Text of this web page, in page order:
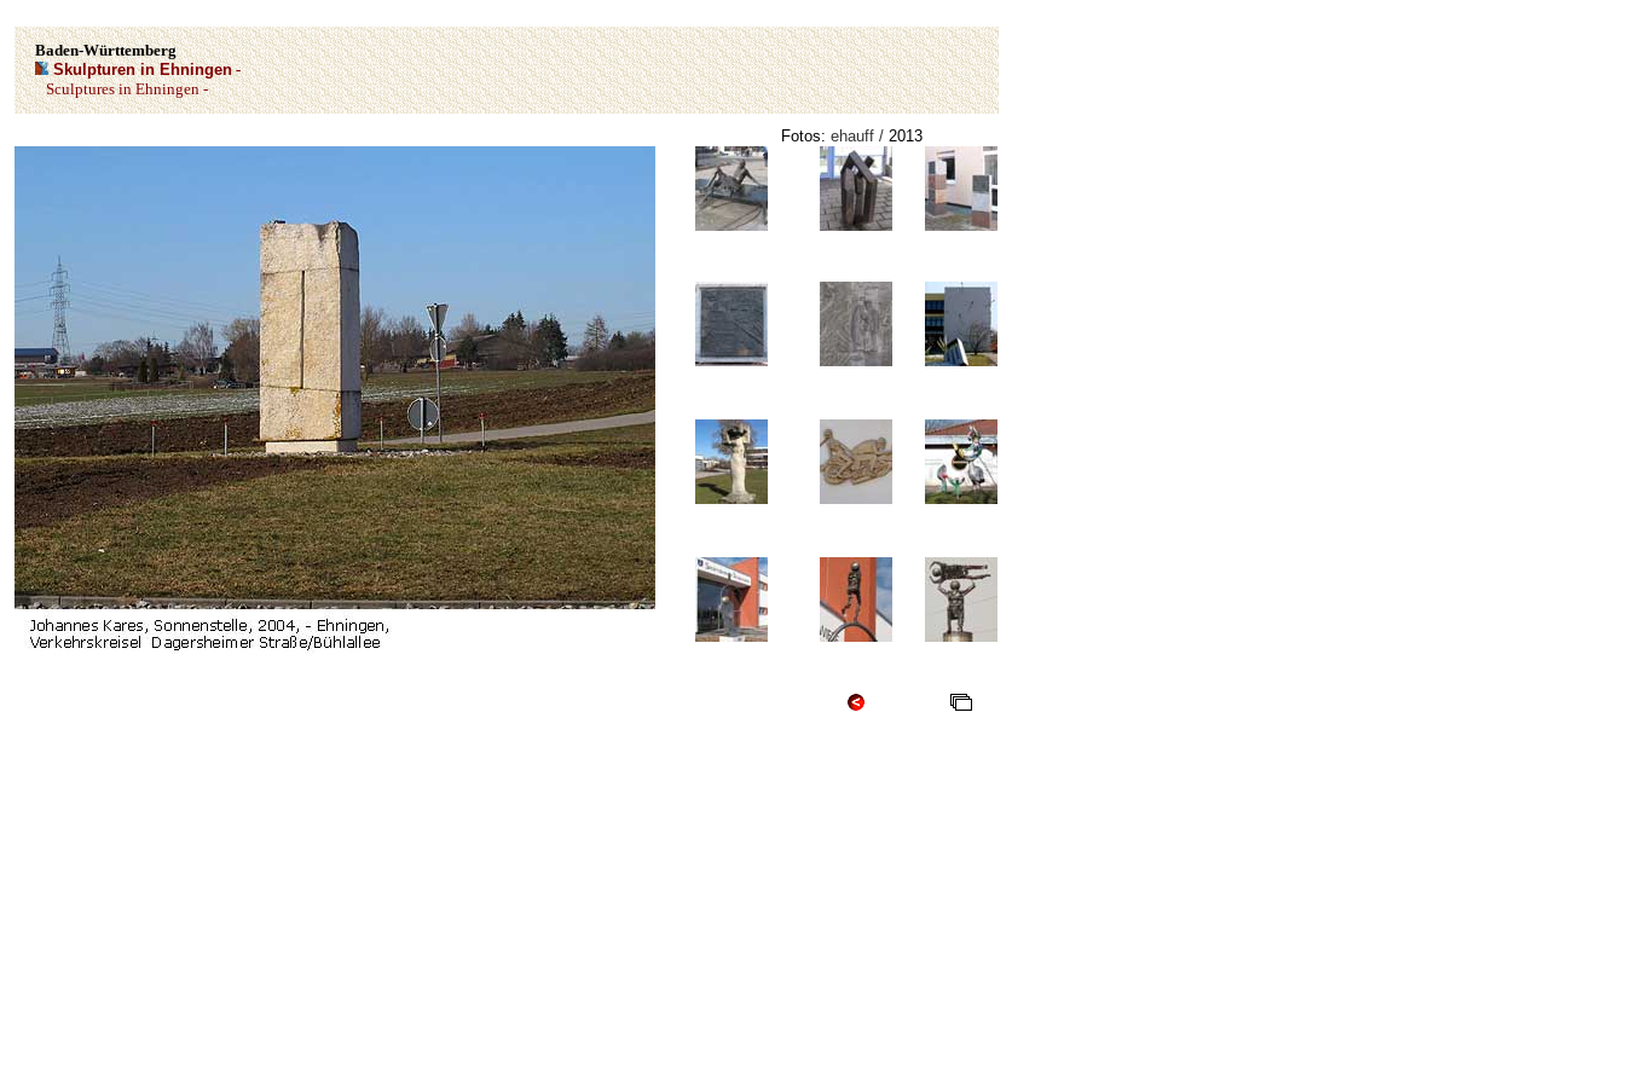
Baden-Württemberg
Skulpturen in Ehningen-
Sculptures in Ehningen -
Fotos: ehauff / 2013